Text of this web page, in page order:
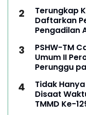
Terungkap
Daftarkan
Pengadilan
PSHW-TM
Umum II
Perunggu
Tidak
Disaat
TMMD Ke-